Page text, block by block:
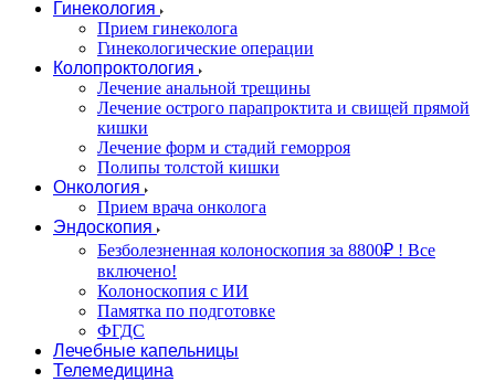
Гинекология
Прием гинеколога
Гинекологические операции
Колопроктология
Лечение анальной трещины
Лечение острого парапроктита и свищей прямой
кишки
Лечение форм и стадий геморроя
Полипы толстой кишки
Онкология
Прием врача онколога
Эндоскопия
Безболезненная колоноскопия за 8800₽ ! Все
включено!
Колоноскопия с ИИ
Памятка по подготовке
ФГДС
Лечебные капельницы
Телемедицина